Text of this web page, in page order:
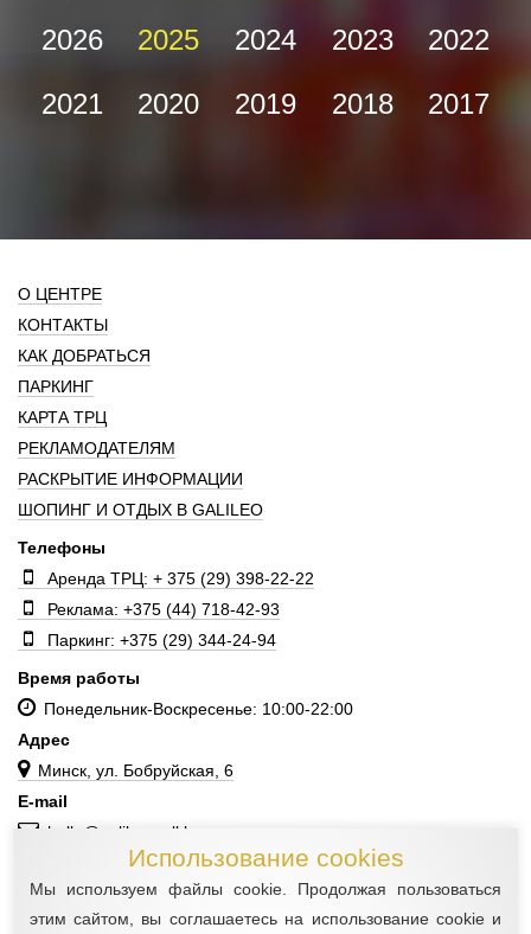
2026 2025 2024 2023
2022
2021
2020 2019 2018 2017
О ЦЕНТРЕ
КОНТАКТЫ
КАК ДОБРАТЬСЯ
ПАРКИНГ
КАРТА ТРЦ
РЕКЛАМОДАТЕЛЯМ
РАСКРЫТИЕ ИНФОРМАЦИИ
ШОПИНГ И ОТДЫХ В GALILEO
Телефоны
Аренда ТРЦ: + 375 (29) 398-22-22
Реклама: +375 (44) 718-42-93
Паркинг: +375 (29) 344-24-94
Время работы
Понедельник-Воскресенье: 10:00-22:00
Адрес
Минск, ул. Бобруйская, 6
E-mail
hello@galileomall.by
Использование cookies
Мы используем файлы cookie. Продолжая пользоваться
этим сайтом, вы соглашаетесь на использование cookie и